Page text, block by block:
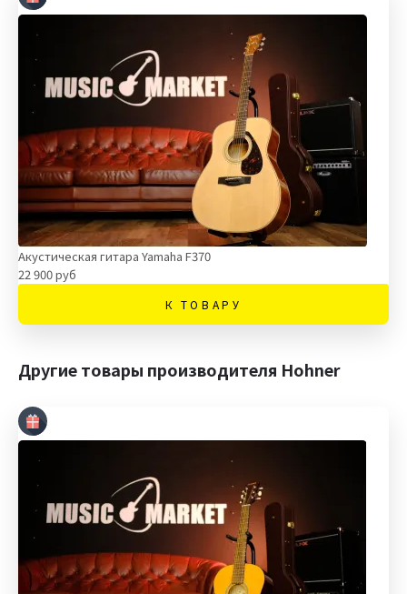
Акустическая гитара Yamaha F370
22 900 руб
К ТОВАРУ
Другие товары производителя Hohner